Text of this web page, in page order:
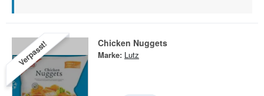
Verpasst! Chicken Nuggets
Marke: Lutz